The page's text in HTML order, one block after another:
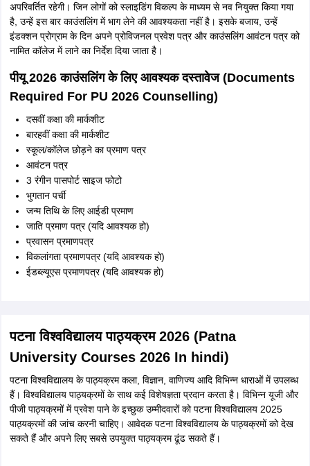
अपरिवर्तित रहेगी। जिन लोगों को स्लाइडिंग विकल्प के माध्यम से नव नियुक्त किया गया
है, उन्हें इस बार काउंसलिंग में भाग लेने की आवश्यकता नहीं है। इसके बजाय, उन्हें
इंडक्शन प्रोग्राम के दिन अपने प्रोविजनल प्रवेश पत्र और काउंसलिंग आवंटन पत्र को
नामित कॉलेज में लाने का निर्देश दिया जाता है।
पीयू 2026 काउंसलिंग के लिए आवश्यक दस्तावेज (Documents
Required For PU 2026 Counselling)
दसवीं कक्षा की मार्कशीट
बारहवीं कक्षा की मार्कशीट
स्कूल/कॉलेज छोड़ने का प्रमाण पत्र
आवंटन पत्र
3 रंगीन पासपोर्ट साइज फोटो
भुगतान पर्ची
जन्म तिथि के लिए आईडी प्रमाण
जाति प्रमाण पत्र (यदि आवश्यक हो)
प्रवासन प्रमाणपत्र
विकलांगता प्रमाणपत्र (यदि आवश्यक हो)
ईडब्ल्यूएस प्रमाणपत्र (यदि आवश्यक हो)
पटना विश्वविद्यालय पाठ्यक्रम 2026 (Patna
University Courses 2026 In hindi)
पटना विश्वविद्यालय के पाठ्यक्रम कला, विज्ञान, वाणिज्य आदि विभिन्न धाराओं में उपलब्ध
हैं। विश्वविद्यालय पाठ्यक्रमों के साथ कई विशेषज्ञता प्रदान करता है। विभिन्न यूजी और
पीजी पाठ्यक्रमों में प्रवेश पाने के इच्छुक उम्मीदवारों को पटना विश्वविद्यालय 2025
पाठ्यक्रमों की जांच करनी चाहिए। आवेदक पटना विश्वविद्यालय के पाठ्यक्रमों को देख
सकते हैं और अपने लिए सबसे उपयुक्त पाठ्यक्रम ढूंढ सकते हैं।